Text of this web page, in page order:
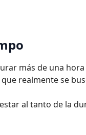
más de una
realmente se
al tanto de la